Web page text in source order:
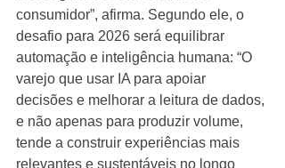
consumidor”, afirma. Segundo ele, o
desafio para 2026 será equilibrar
automação e inteligência humana: “O
varejo que usar IA para apoiar
decisões e melhorar a leitura de dados,
e não apenas para produzir volume,
tende a construir experiências mais
relevantes e sustentáveis no longo